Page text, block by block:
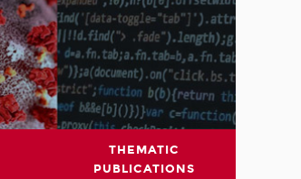
THEMATIC
PUBLICATIONS